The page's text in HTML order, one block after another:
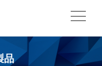
品